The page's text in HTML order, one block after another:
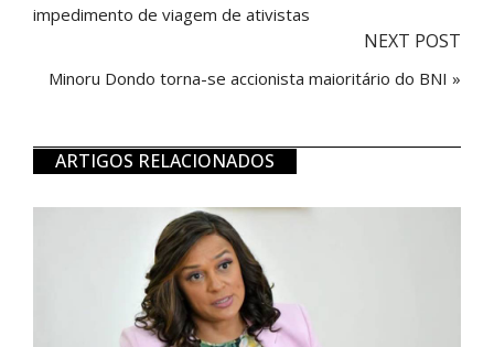
impedimento de viagem de ativistas
NEXT POST
Minoru Dondo torna-se accionista maioritário do BNI »
ARTIGOS RELACIONADOS